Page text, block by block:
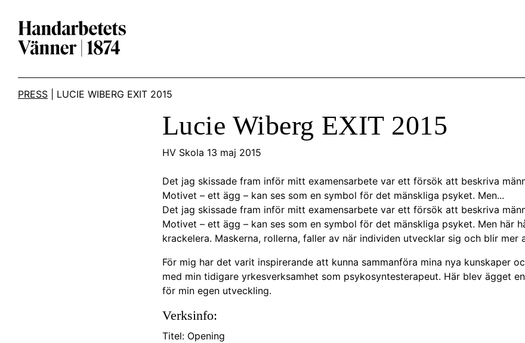
Main Navigation
PRESS LUCIE WIBERG EXIT 2015
Lucie Wiberg EXIT 2015
HV Skola 13 maj 2015
Det jag skissade fram inför mitt examensarbete var ett försök att beskriva
Motivet – ett ägg – kan ses som en symbol för det mänskliga psyket. Men...
Det jag skissade fram inför mitt examensarbete var ett försök att beskriva
Motivet – ett ägg – kan ses som en symbol för det mänskliga psyket. Men här
krackelera. Maskerna, rollerna, faller av när individen utvecklar sig och blir mer
För mig har det varit inspirerande att kunna sammanföra mina nya kunskaper
med min tidigare yrkesverksamhet som psykosyntesterapeut. Här blev ägget
för min egen utveckling.
Verksinfo:
Titel: Opening